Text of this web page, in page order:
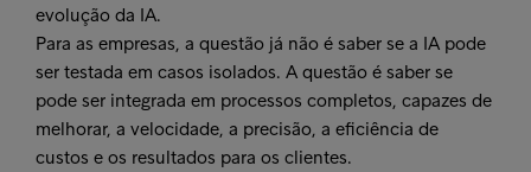
evolução da IA.
Para as empresas, a questão já não é saber se a IA pode
ser testada em casos isolados. A questão é saber se
pode ser integrada em processos completos, capazes de
melhorar, a velocidade, a precisão, a eficiência de
custos e os resultados para os clientes.